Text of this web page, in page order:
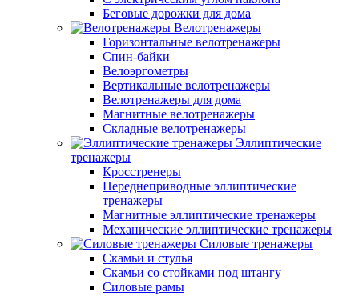
Беговые дорожки для дома
Велотренажеры
Горизонтальные велотренажеры
Спин-байки
Велоэргометры
Вертикальные велотренажеры
Велотренажеры для дома
Магнитные велотренажеры
Складные велотренажеры
Эллиптические
тренажеры
Кросстренеры
Переднеприводные эллиптические
тренажеры
Магнитные эллиптические тренажеры
Механические эллиптические тренажеры
Силовые тренажеры
Скамьи и стулья
Скамьи со стойками под штангу
Силовые рамы